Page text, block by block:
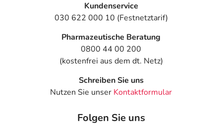
Art der Anwendung?
vor dem Essen erfolgen. Lassen Sie sich zu der
Anwendung von Ihrem Arzt oder Apotheker beraten. Die
Anwendung sollte nur erfolgen, wenn der sichere
Umgang mit dem Arzneimittel gewährt ist.
Die Anwendungsdauer richtet sich nach Art der
Kundenservice
030 622 000 10 (Festnetztarif)
Pharmazeutische Beratung
0800 44 00 200
(kostenfrei aus dem dt. Netz)
Schreiben Sie uns
Nutzen Sie unser Kontaktformular
Folgen Sie uns